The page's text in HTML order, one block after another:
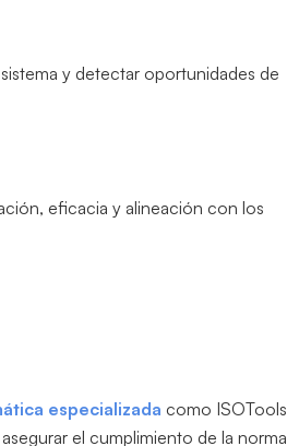
y detectar oportunidades de
eficacia y alineación con los
especializada como ISOTools
el cumplimiento de la norma